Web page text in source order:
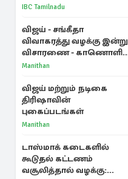
IBC Tamilnadu
விஜய் - சங்கீதா
விவாகரத்து வழக்கு இன்று
விசாரணை - காணொளி
மூலம் ஆஜராக வாய்ப்பு
Manithan
விஜய் மற்றும் நடிகை
திரிஷாவின்
புகைப்படங்கள்
Manithan
டாஸ்மாக் கடைகளில்
கூடுதல் கட்டணம்
வசூலித்தால் வழக்கு: